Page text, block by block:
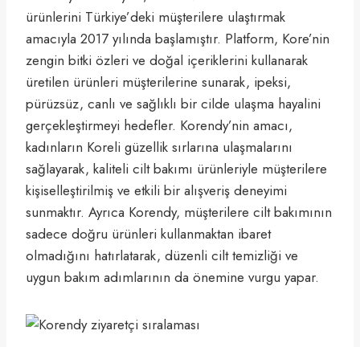
ürünlerini Türkiye’deki müşterilere ulaştırmak
amacıyla 2017 yılında başlamıştır. Platform, Kore’nin
zengin bitki özleri ve doğal içeriklerini kullanarak
üretilen ürünleri müşterilerine sunarak, ipeksi,
pürüzsüz, canlı ve sağlıklı bir cilde ulaşma hayalini
gerçekleştirmeyi hedefler. Korendy’nin amacı,
kadınların Koreli güzellik sırlarına ulaşmalarını
sağlayarak, kaliteli cilt bakımı ürünleriyle müşterilere
kişiselleştirilmiş ve etkili bir alışveriş deneyimi
sunmaktır. Ayrıca Korendy, müşterilere cilt bakımının
sadece doğru ürünleri kullanmaktan ibaret
olmadığını hatırlatarak, düzenli cilt temizliği ve
uygun bakım adımlarının da önemine vurgu yapar.